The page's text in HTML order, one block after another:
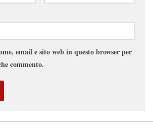
email e sito web in questo browser per
commento.